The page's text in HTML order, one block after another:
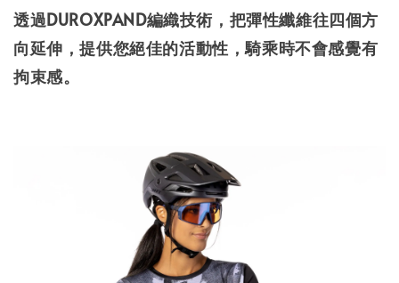
透過DUROXPAND編織技術，把彈性纖維往四個方
向延伸，提供您絕佳的活動性，騎乘時不會感覺有
拘束感。